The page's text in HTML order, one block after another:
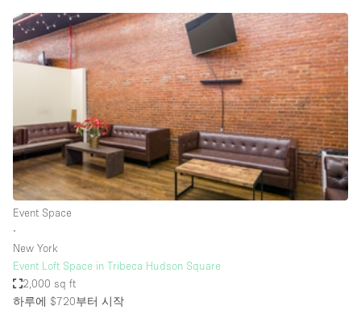
Photo
Conference Meeting Office Shop Share
공간 유형
Advertisement Space
Art Gallery
Atelier / Workshop Studio
Boat
Event Space
∙
New York
Event Loft Space in Tribeca Hudson Square
2,000 sq ft
하루에 $720부터 시작